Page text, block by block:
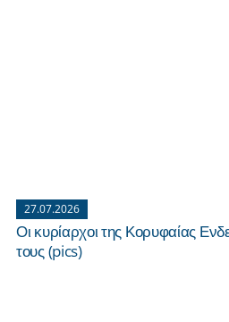
27.07.2026
Οι κυρίαρχοι της Κορυφαίας
τους (pics)